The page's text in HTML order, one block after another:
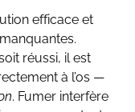
efficace et
réussi, il est
à l’os —
. Fumer interfère